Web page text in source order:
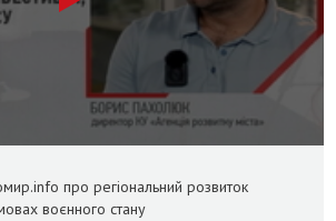
про регіональний розвиток
воєнного стану